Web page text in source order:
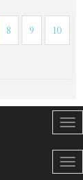
8 9 10